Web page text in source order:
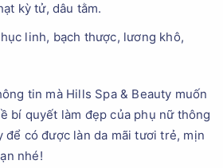
kỳ tử, dâu tằm.
linh, bạch thược, lương khô,
tin mà Hills Spa & Beauty muốn
bí quyết làm đẹp của phụ nữ thông
để có được làn da mãi tươi trẻ, mịn
nhé!